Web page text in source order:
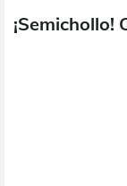
¡Semichollo!